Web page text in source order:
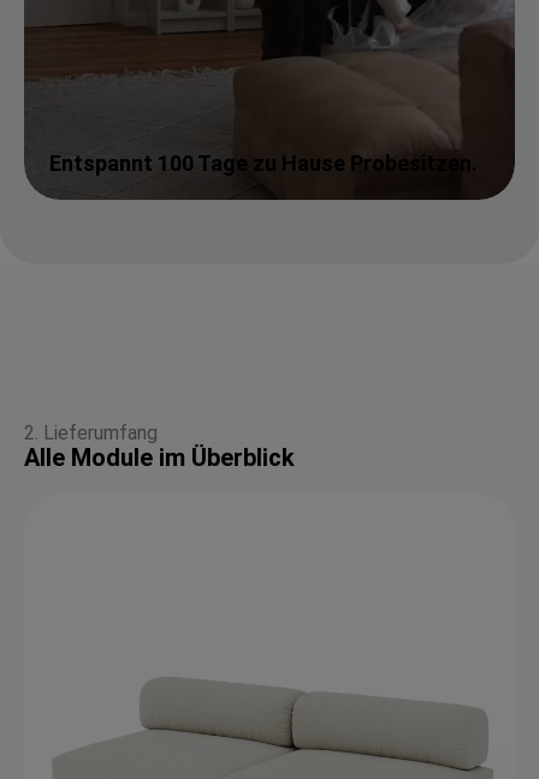
Entspannt 100 Tage zu Hause Probesitzen.
2. Lieferumfang
Alle Module im Überblick